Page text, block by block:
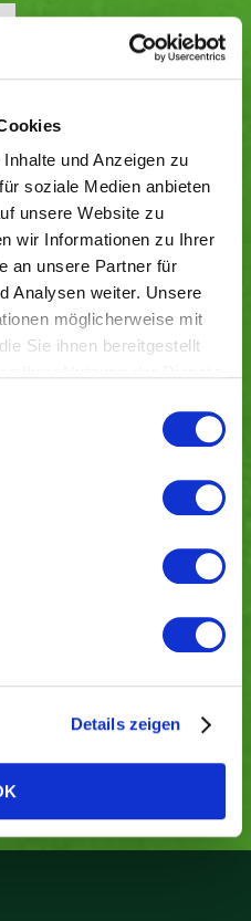
und Anzeigen zu
soziale Medien anbieten
unsere Website zu
wir Informationen zu Ihrer
an unsere Partner für
Analysen weiter. Unsere
möglicherweise mit
Sie ihnen bereitgestellt
weiterhin nutzen.
Details zeigen
erklären Sie
und Verarbeitung